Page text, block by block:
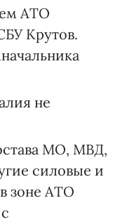
АТО
Крутов.
не
МО, МВД,
силовые и
зоне АТО